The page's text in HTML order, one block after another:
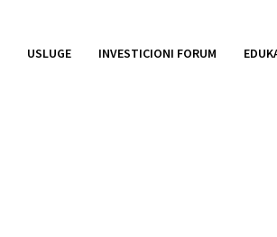
USLUGE INVESTICIONI FORUM